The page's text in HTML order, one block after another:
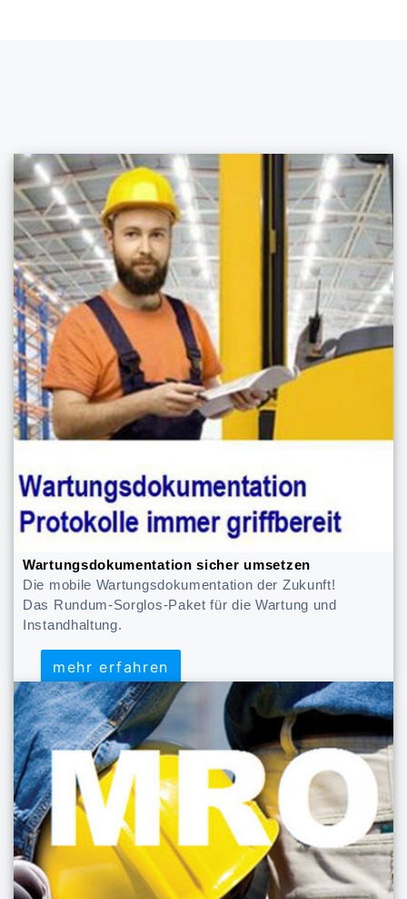
Wartungsdokumentation sicher umsetzen
Die mobile Wartungsdokumentation der Zukunft!
Das Rundum-Sorglos-Paket für die Wartung und
Instandhaltung.
mehr erfahren
mehr erfahren